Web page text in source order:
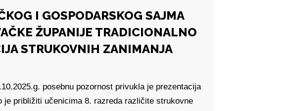
I GOSPODARSKOG SAJMA
ŽUPANIJE TRADICIONALNO
STRUKOVNIH ZANIMANJA
posebnu pozornost privukla je prezentacija
približiti učenicima 8. razreda različite strukovne